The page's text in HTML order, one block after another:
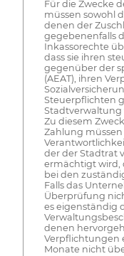
Für die Zwecke
müssen sowohl
denen der
gegebenenfalls
Inkassorechte
dass sie ihren
gegenüber der
(AEAT), ihren
Steuerpflichten
Stadtverwaltung
Zu diesem
Zahlung
der der Stadtrat
ermächtigt wird,
bei den
Falls das
Überprüfung
es eigenständig
denen
Verpflichtungen
Monate nicht